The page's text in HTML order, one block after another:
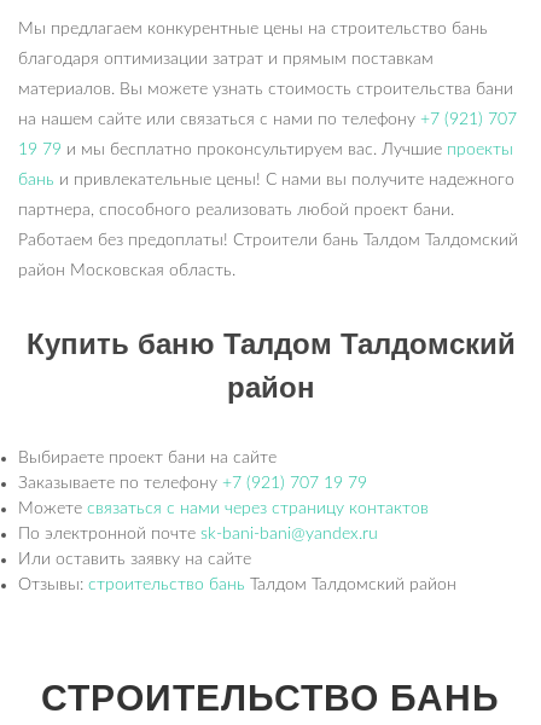
Мы предлагаем конкурентные цены на строительство бань
благодаря оптимизации затрат и прямым поставкам
материалов. Вы можете узнать стоимость строительства бани
на нашем сайте или связаться с нами по телефону +7 (921) 707
19 79 и мы бесплатно проконсультируем вас. Лучшие проекты
бань и привлекательные цены! С нами вы получите надежного
партнера, способного реализовать любой проект бани.
Работаем без предоплаты! Строители бань Талдом Талдомский
район Московская область.
Купить баню Талдом Талдомский
район
Выбираете проект бани на сайте
Заказываете по телефону +7 (921) 707 19 79
Можете связаться с нами через страницу контактов
По электронной почте sk-bani-bani@yandex.ru
Или оставить заявку на сайте
Отзывы: строительство бань Талдом Талдомский район
СТРОИТЕЛЬСТВО БАНЬ